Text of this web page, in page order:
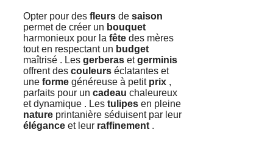
Opter pour des fleurs de saison
permet de créer un bouquet
harmonieux pour la fête des mères
tout en respectant un budget
maîtrisé . Les gerberas etgerminis
offrent des couleurs éclatantes et
une forme généreuse à petit prix ,
parfaits pour un cadeau chaleureux
et dynamique . Les tulipes en pleine
nature printanière séduisent par leur
élégance et leur raffinement .